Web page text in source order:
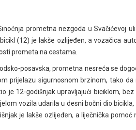
prometna nezgoda u Svačićevoj
(12) je lakše ozlijeđen, a vozačica
prometa na cestama.
posavska, prometna nesreća se
prijelazu sigurnosnom brzinom, tako
je 12-godišnjak upravljajući biciklom,
vozila udarila u desni bočni dio
je lakše ozlijeđen, a liječnička pomoć